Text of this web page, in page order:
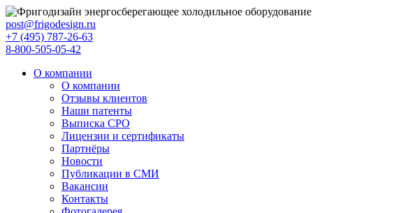
post@frigodesign.ru
+7 (495) 787-26-63
8-800-505-05-42
О компании
О компании
Отзывы клиентов
Наши патенты
Выписка СРО
Лицензии и сертификаты
Партнёры
Новости
Публикации в СМИ
Вакансии
Контакты